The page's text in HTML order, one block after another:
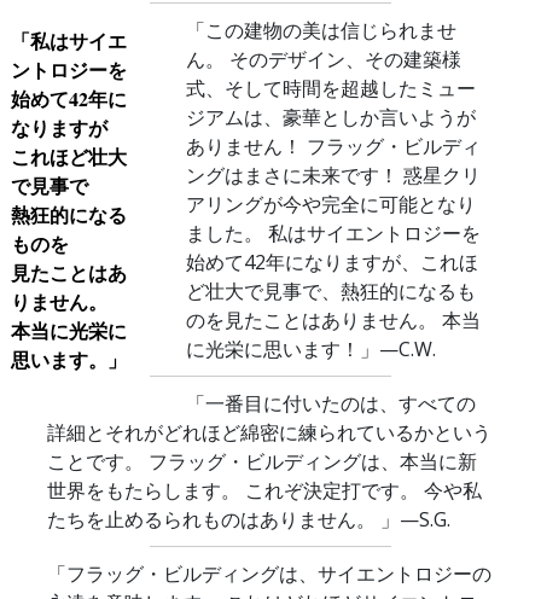
「私はサイエ
ントロジーを
始めて42年に
なりますが
これほど壮大
で見事で
熱狂的になる
ものを
見たことはあ
りません。
本当に光栄に
思います。」
「この建物の美は信じられませ
ん。 そのデザイン、その建築様
式、そして時間を超越したミュー
ジアムは、豪華としか言いようが
ありません！ フラッグ・ビルディ
ングはまさに未来です！ 惑星クリ
アリングが今や完全に可能となり
ました。 私はサイエントロジーを
始めて42年になりますが、これほ
ど壮大で見事で、熱狂的になるも
のを見たことはありません。 本当
に光栄に思います！」 —C.W.
「一番目に付いたのは、すべての
詳細とそれがどれほど綿密に練られているかという
ことです。 フラッグ・ビルディングは、本当に新
世界をもたらします。 これぞ決定打です。 今や私
たちを止めるられものはありません。 」 —S.G.
「フラッグ・ビルディングは、サイエントロジーの